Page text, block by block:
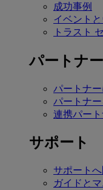
成功事例
イベント
トラスト
パートナー
パートナ
パートナ
連携パー
サポート
サポート
ガイドと